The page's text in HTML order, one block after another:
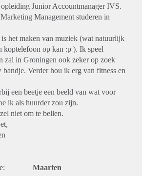
opleiding Junior Accountmanager IVS.
Management studeren in
het maken van muziek (wat natuurlijk
koptelefoon op kan :p ). Ik speel
zal in Groningen ook zeker op zoek
bandje. Verder hou ik erg van fitness en
een beetje een beeld van wat voor
ik als huurder zou zijn.
niet om te bellen.
Maarten